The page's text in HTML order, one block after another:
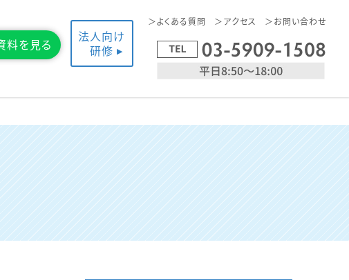
よくある質問 アクセス お問い合わせ
料を見る
法人向け
研修